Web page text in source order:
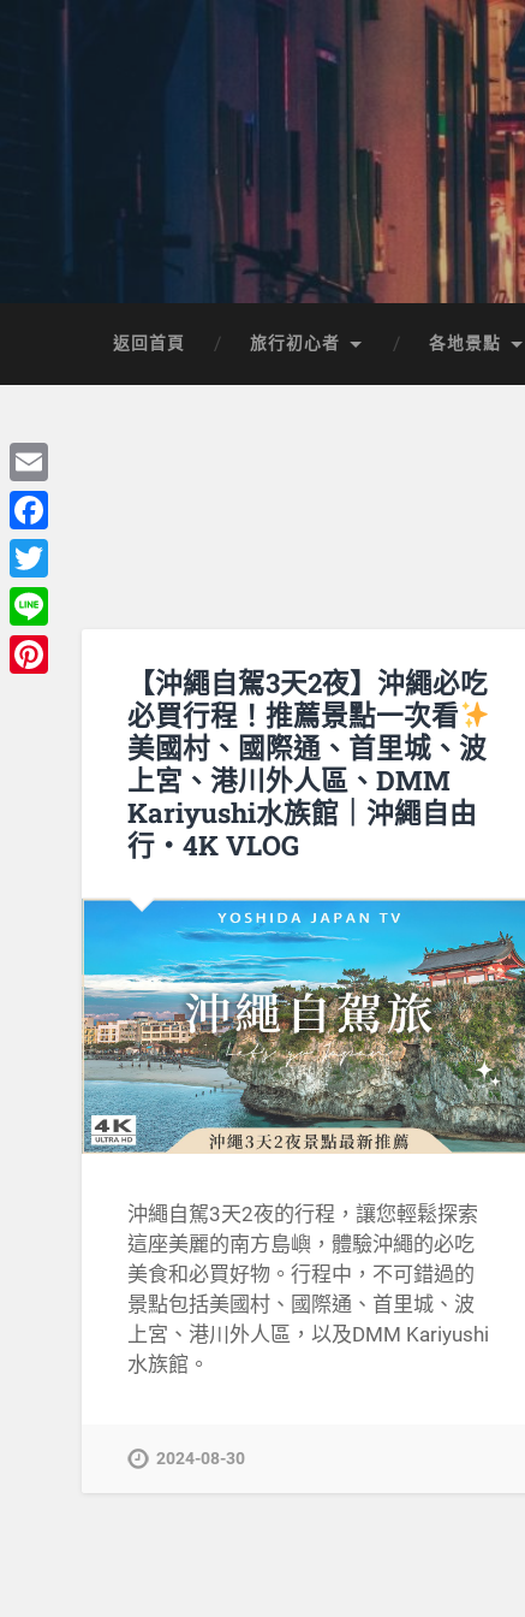
返回首頁 旅行初心者 各地景點
【沖繩自駕3天2夜】沖繩必吃
必買行程！推薦景點一次看
美國村、國際通、首里城、波
上宮、港川外人區、DMM
Kariyushi水族館｜沖繩自由
行・4K VLOG
沖繩自駕3天2夜的行程，讓您輕鬆探索
這座美麗的南方島嶼，體驗沖繩的必吃
美食和必買好物。行程中，不可錯過的
景點包括美國村、國際通、首里城、波
上宮、港川外人區，以及DMM Kariyushi
水族館。
2024-08-30
Email
Facebook
Twitter
Line